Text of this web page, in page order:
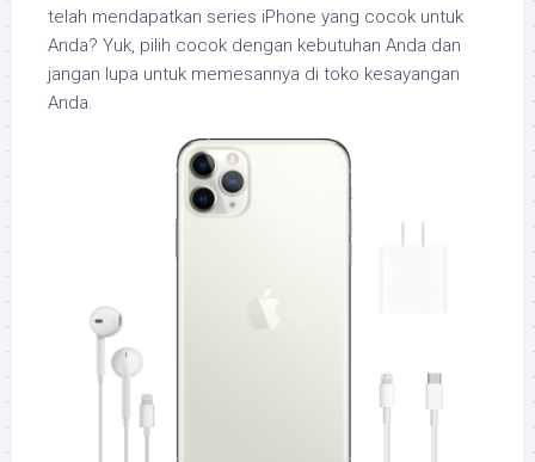
telah mendapatkan series iPhone yang cocok untuk
Anda? Yuk, pilih cocok dengan kebutuhan Anda dan
jangan lupa untuk memesannya di toko kesayangan
Anda.